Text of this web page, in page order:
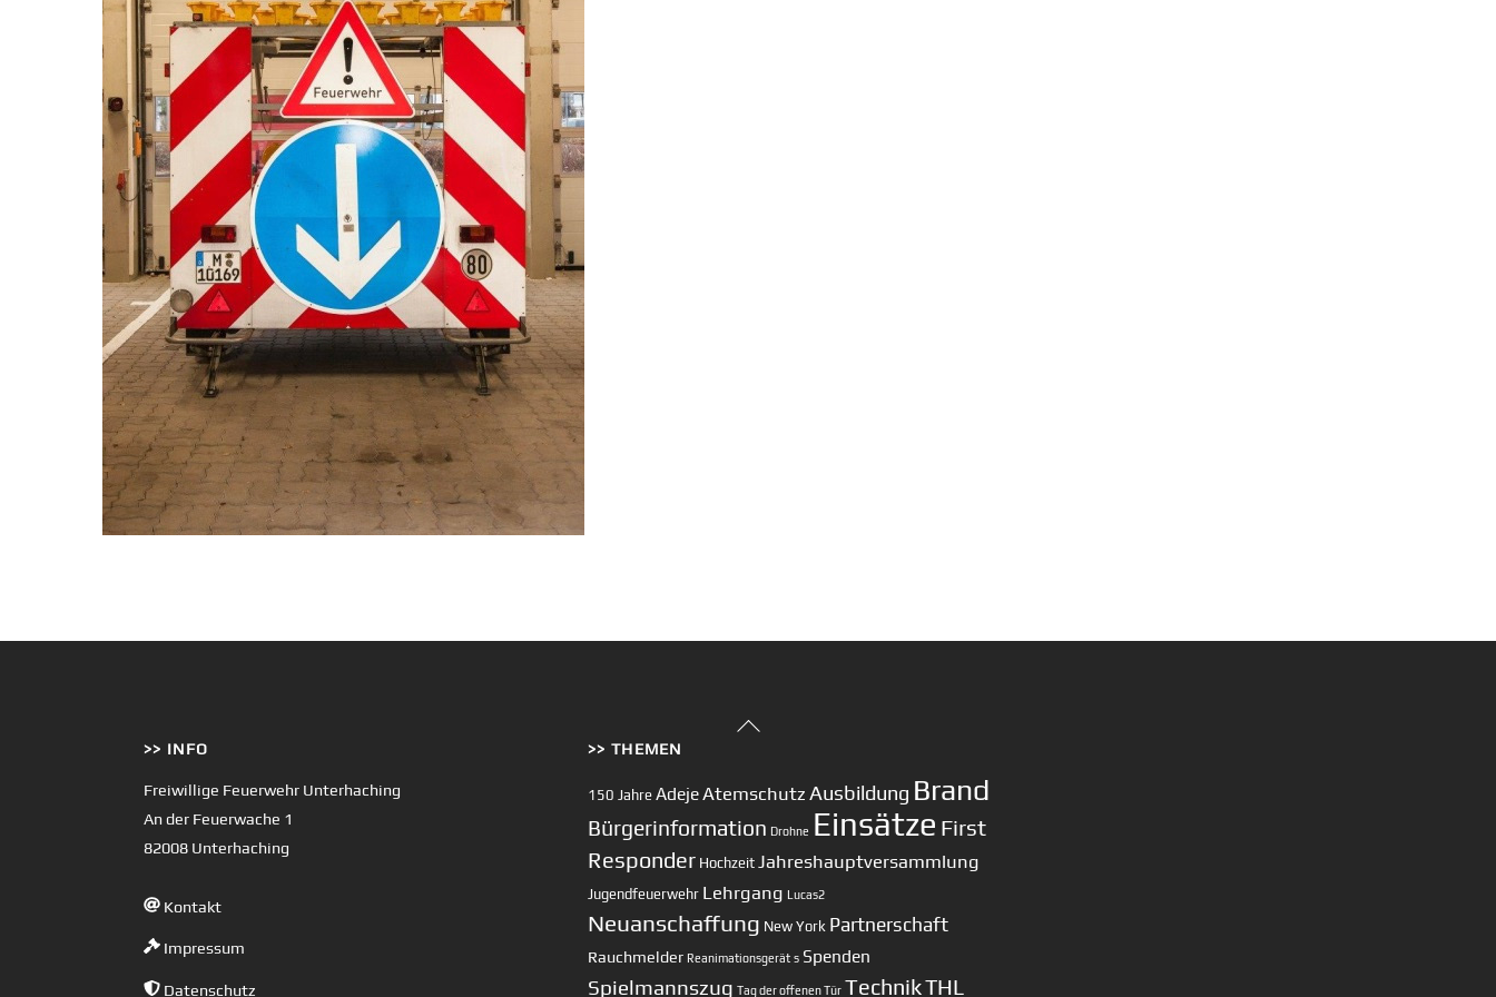
Back
>> INFO
Freiwillige Feuerwehr Unterhaching
An der Feuerwache 1
82008 Unterhaching
Kontakt
Impressum
Datenschutz
>> THEMEN
150 Jahre AdejeAtemschutz Ausbildung Brand
Bürgerinformation Drohne Einsätze First
Responder Hochzeit Jahreshauptversammlung
Jugendfeuerwehr Lehrgang Lucas2
Neuanschaffung New York Partnerschaft
Rauchmelder Reanimationsgerät s Spenden
Spielmannszug Tag der offenen Tür TechnikTHL